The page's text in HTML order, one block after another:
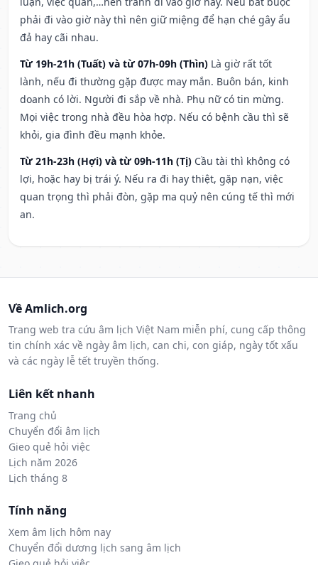
phải đi vào giờ này thì nên giữ miệng để hạn ché gây ẩu
đả hay cãi nhau.
Từ 19h-21h (Tuất) và từ 07h-09h (Thìn) Là giờ rất tốt
lành, nếu đi thường gặp được may mắn. Buôn bán, kinh
doanh có lời. Người đi sắp về nhà. Phụ nữ có tin mừng.
Mọi việc trong nhà đều hòa hợp. Nếu có bệnh cầu thì sẽ
khỏi, gia đình đều mạnh khỏe.
Từ 21h-23h (Hợi) và từ 09h-11h (Tị) Cầu tài thì không có
lợi, hoặc hay bị trái ý. Nếu ra đi hay thiệt, gặp nạn, việc
quan trọng thì phải đòn, gặp ma quỷ nên cúng tế thì mới
an.
Về Amlich.org
Trang web tra cứu âm lịch Việt Nam miễn phí, cung cấp thông
tin chính xác về ngày âm lịch, can chi, con giáp, ngày tốt xấu
và các ngày lễ tết truyền thống.
Liên kết nhanh
Trang chủ
Chuyển đổi âm lịch
Gieo quẻ hỏi việc
Lịch năm 2026
Lịch tháng 8
Tính năng
Xem âm lịch hôm nay
Chuyển đổi dương lịch sang âm lịch